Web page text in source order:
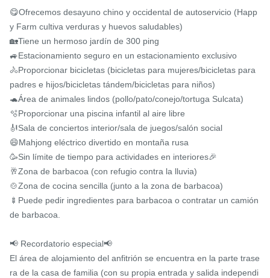
😋Ofrecemos desayuno chino y occidental de autoservicio (Happ
y Farm cultiva verduras y huevos saludables)
🏡Tiene un hermoso jardín de 300 ping
🚙Estacionamiento seguro en un estacionamiento exclusivo
🚴Proporcionar bicicletas (bicicletas para mujeres/bicicletas para
padres e hijos/bicicletas tándem/bicicletas para niños)
🐢Área de animales lindos (pollo/pato/conejo/tortuga Sulcata)
🫧Proporcionar una piscina infantil al aire libre
🎻Sala de conciertos interior/sala de juegos/salón social
😄Mahjong eléctrico divertido en montaña rusa
🥳Sin límite de tiempo para actividades en interiores🎉
🥂Zona de barbacoa (con refugio contra la lluvia)
🍲Zona de cocina sencilla (junto a la zona de barbacoa)
🍢Puede pedir ingredientes para barbacoa o contratar un camión
de barbacoa.
📢 Recordatorio especial📢
El área de alojamiento del anfitrión se encuentra en la parte trase
ra de la casa de familia (con su propia entrada y salida independi